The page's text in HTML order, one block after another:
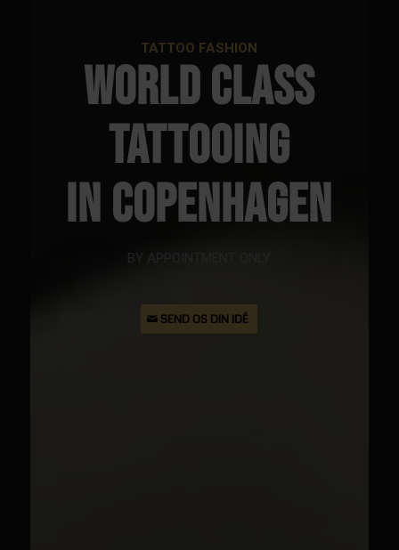
TATTOO FASHION
WORLD CLASS
TATTOOING
IN COPENHAGEN
BY APPOINTMENT ONLY
SEND OS DIN IDÉ